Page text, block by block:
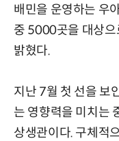
배민을 운영하는 우
중 5000곳을 대상으
밝혔다.
지난 7월 첫 선을 보
는 영향력을 미치는
상생관이다. 구체